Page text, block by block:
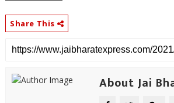
Share This
About Jai